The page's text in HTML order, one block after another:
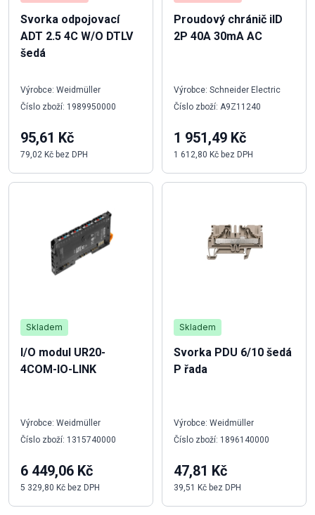
Svorka odpojovací
ADT 2.5 4C W/O DTLV
šedá
Výrobce: Weidmüller
Číslo zboží: 1989950000
95,61 Kč
79,02 Kč bez DPH
Skladem
I/O modul UR20-
4COM-IO-LINK
Výrobce: Weidmüller
Číslo zboží: 1315740000
6 449,06 Kč
5 329,80 Kč bez DPH
Proudový chránič iID
2P 40A 30mA AC
Výrobce: Schneider Electric
Číslo zboží: A9Z11240
1 951,49 Kč
1 612,80 Kč bez DPH
Skladem
Svorka PDU 6/10 šedá
P řada
Výrobce: Weidmüller
Číslo zboží: 1896140000
47,81 Kč
39,51 Kč bez DPH